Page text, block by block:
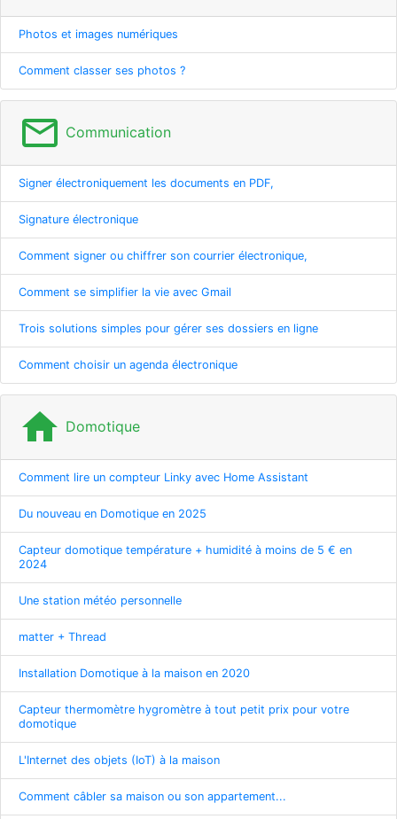
Photos et images numériques
Comment classer ses photos ?
mail_outline Communication
Signer électroniquement les documents en PDF,
Signature électronique
Comment signer ou chiffrer son courrier électronique,
Comment se simplifier la vie avec Gmail
Trois solutions simples pour gérer ses dossiers en ligne
Comment choisir un agenda électronique
home Domotique
Comment lire un compteur Linky avec Home Assistant
Du nouveau en Domotique en 2025
Capteur domotique température + humidité à moins de 5 € en
2024
Une station météo personnelle
matter + Thread
Installation Domotique à la maison en 2020
Capteur thermomètre hygromètre à tout petit prix pour votre
domotique
L'Internet des objets (IoT) à la maison
Comment câbler sa maison ou son appartement...